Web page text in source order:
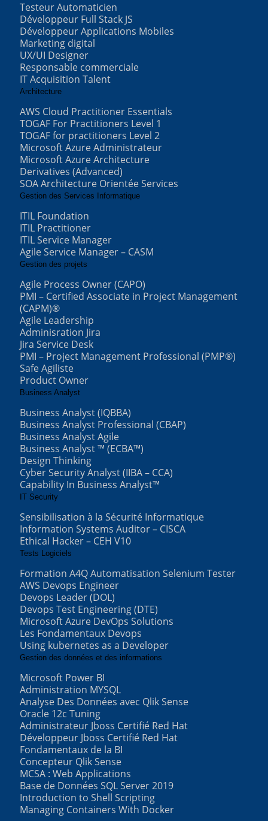
Testeur Automaticien
Développeur Full Stack JS
Développeur Applications Mobiles
Marketing digital
UX/UI Designer
Responsable commerciale
IT Acquisition Talent
Architecture
AWS Cloud Practitioner Essentials
TOGAF For Practitioners Level 1
TOGAF for practitioners Level 2
Microsoft Azure Administrateur
Microsoft Azure Architecture
Derivatives (Advanced)
SOA Architecture Orientée Services
Gestion des Services Informatique
ITIL Foundation
ITIL Practitioner
ITIL Service Manager
Agile Service Manager – CASM
Gestion des projets
Agile Process Owner (CAPO)
PMI – Certified Associate in Project Management
(CAPM)®
Agile Leadership
Adminisration Jira
Jira Service Desk
PMI – Project Management Professional (PMP®)
Safe Agiliste
Product Owner
Business Analyst
Business Analyst (IQBBA)
Business Analyst Professional (CBAP)
Business Analyst Agile
Business Analyst ™ (ECBA™)
Design Thinking
Cyber Security Analyst (IIBA – CCA)
Capability In Business Analyst™
IT Security
Sensibilisation à la Sécurité Informatique
Information Systems Auditor – CISCA
Ethical Hacker – CEH V10
Tests Logiciels
Formation A4Q Automatisation Selenium Tester
AWS Devops Engineer
Devops Leader (DOL)
Devops Test Engineering (DTE)
Microsoft Azure DevOps Solutions
Les Fondamentaux Devops
Using kubernetes as a Developer
Gestion des données et des informations
Microsoft Power BI
Administration MYSQL
Analyse Des Données avec Qlik Sense
Oracle 12c Tuning
Administrateur Jboss Certifié Red Hat
Développeur Jboss Certifié Red Hat
Fondamentaux de la BI
Concepteur Qlik Sense
MCSA : Web Applications
Base de Données SQL Server 2019
Introduction to Shell Scripting
Managing Containers With Docker